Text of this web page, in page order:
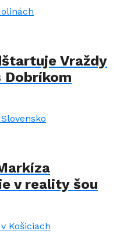
Vraždy
Dobríkom
v reality šou